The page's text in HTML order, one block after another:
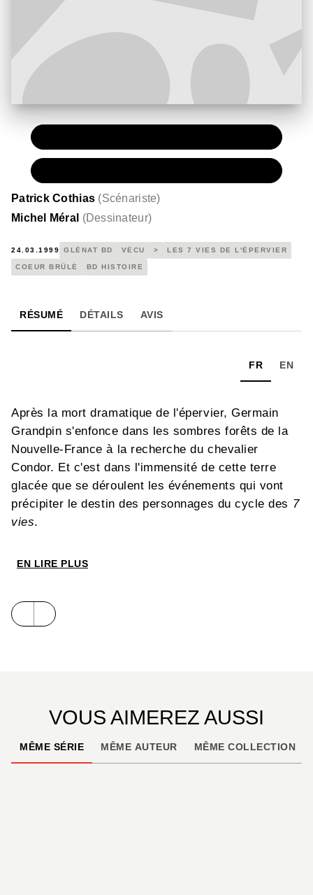
Patrick Cothias (Scénariste)
Michel Méral (Dessinateur)
24.03.1999 GLÉNAT BD VÉCU > LES 7 VIES DE L'ÉPERVIER
COEUR BRÛLÉ BD HISTOIRE
RÉSUMÉ DÉTAILS AVIS
FR EN
Après la mort dramatique de l'épervier, Germain
Grandpin s'enfonce dans les sombres forêts de la
Nouvelle-France à la recherche du chevalier
Condor. Et c'est dans l'immensité de cette terre
glacée que se déroulent les événements qui vont
précipiter le destin des personnages du cycle des 7
vies.
EN LIRE PLUS
VOUS AIMEREZ AUSSI
MÊME SÉRIE MÊME AUTEUR MÊME COLLECTION